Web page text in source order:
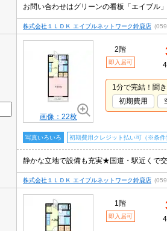
株式会社１ＬＤＫ エイブルネットワーク鈴鹿店
画像：22枚
2階
即入居可
1分で完結！聞
初期費用
写真いろいろ 初期費用クレジット払い可（※条件
静かな立地で設備も充実★国道・駅近くで
株式会社１ＬＤＫ エイブルネットワーク鈴鹿店
1階
即入居可